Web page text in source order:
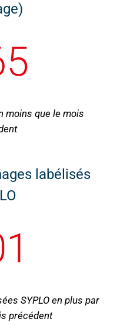
moins que le mois
labélisés
SYPLOen plus par
précédent